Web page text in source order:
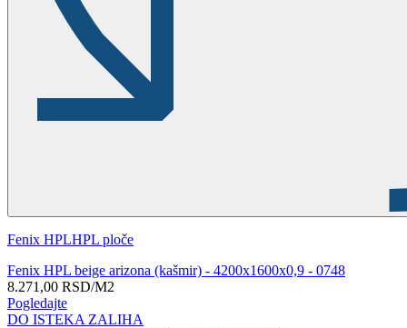
Fenix HPLHPL ploče
Fenix HPL beige arizona (kašmir) - 4200x1600x0,9 - 0748
8.271,00 RSD/M2
Pogledajte
DO ISTEKA ZALIHA